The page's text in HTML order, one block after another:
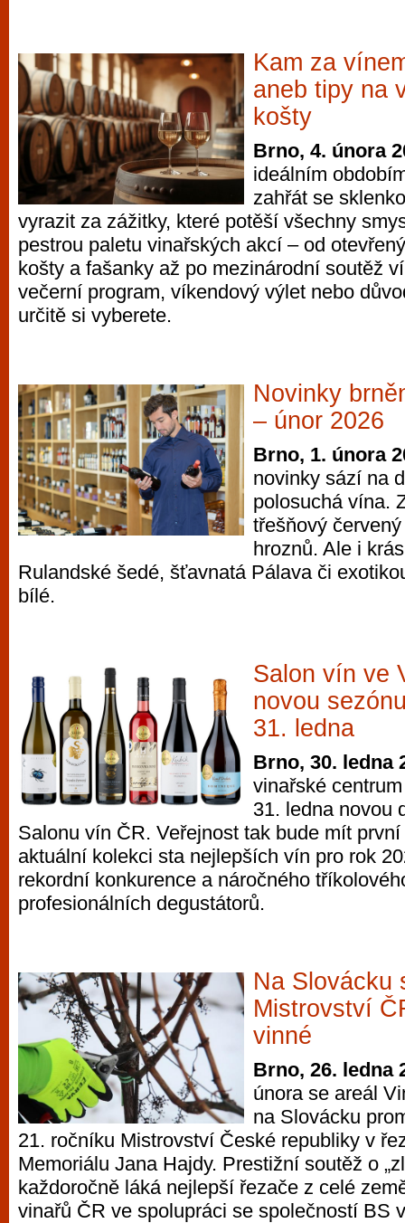
Kam za
aneb tipy na
košty
Brno, 4. února
ideálním
zahřát se
vyrazit za zážitky, které potěší všechny
pestrou paletu vinařských akcí – od
košty a fašanky až po mezinárodní soutěž
večerní program, víkendový výlet nebo
určitě si vyberete.
Novinky
– únor 2026
Brno, 1. února
novinky sází na
polosuchá vína.
třešňový
hroznů. Ale i
Rulandské šedé, šťavnatá Pálava či
bílé.
Salon vín ve
novou
31. ledna
Brno, 30. ledna
vinařské
31. ledna novou
Salonu vín ČR. Veřejnost tak bude mít
aktuální kolekci sta nejlepších vín pro rok
rekordní konkurence a náročného
profesionálních degustátorů.
Na Slovácku
Mistrovství
vinné
Brno, 26. ledna
února se areál
na Slovácku
21. ročníku Mistrovství České republiky v
Memoriálu Jana Hajdy. Prestižní soutěž o
každoročně láká nejlepší řezače z celé
vinařů ČR ve spolupráci se společností BS